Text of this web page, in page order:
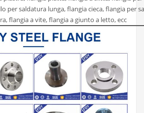
per saldatura lunga, flangia cieca, flangia per
flangia a vite, flangia a giunto a letto, ecc